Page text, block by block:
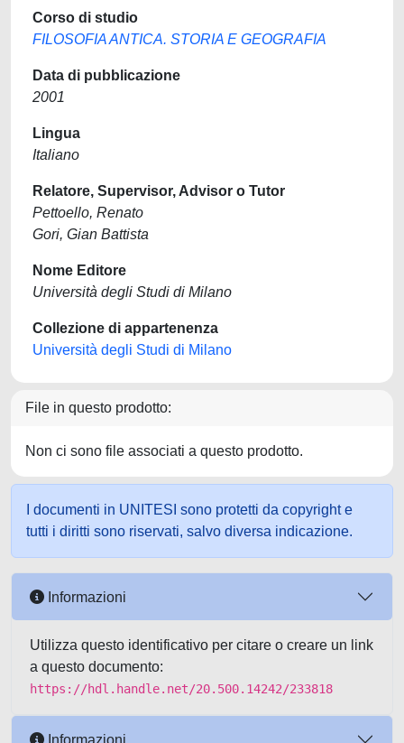
Corso di studio
FILOSOFIA ANTICA. STORIA E GEOGRAFIA
Data di pubblicazione
2001
Lingua
Italiano
Relatore, Supervisor, Advisor o Tutor
Pettoello, Renato
Gori, Gian Battista
Nome Editore
Università degli Studi di Milano
Collezione di appartenenza
Università degli Studi di Milano
File in questo prodotto:
Non ci sono file associati a questo prodotto.
I documenti in UNITESI sono protetti da copyright e
tutti i diritti sono riservati, salvo diversa indicazione.
Informazioni
Utilizza questo identificativo per citare o creare un link
a questo documento:
https://hdl.handle.net/20.500.14242/233818
Informazioni